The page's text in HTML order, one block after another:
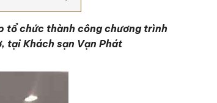
tổ chức thành công chương trình
tại Khách sạn Vạn Phát